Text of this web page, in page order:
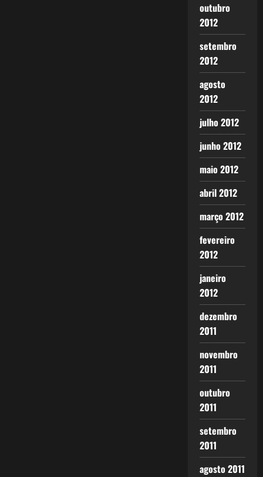
outubro
2012
setembro
2012
agosto
2012
julho 2012
junho 2012
maio 2012
abril 2012
março 2012
fevereiro
2012
janeiro
2012
dezembro
2011
novembro
2011
outubro
2011
setembro
2011
agosto 2011